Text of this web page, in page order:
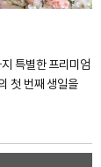
특별한 프리미엄
첫 번째 생일을